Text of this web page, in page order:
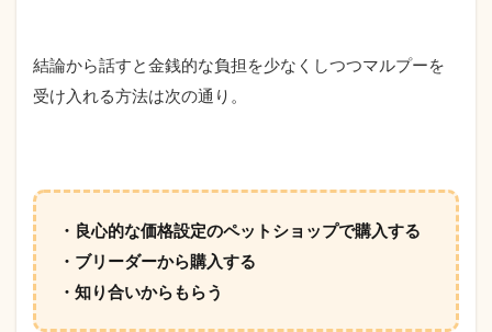
結論から話すと金銭的な負担を少なくしつつマルプーを
受け入れる方法は次の通り。
・良心的な価格設定のペットショップで購入する
・ブリーダーから購入する
・知り合いからもらう